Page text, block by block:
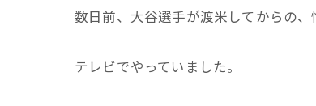
数日前、大谷選手が渡米してからの
テレビでやっていました。